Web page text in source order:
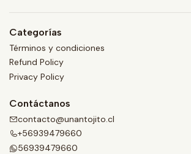
Categorías
Términos y condiciones
Refund Policy
Privacy Policy
Contáctanos
contacto@unantojito.cl
+56939479660
56939479660